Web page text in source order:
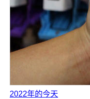
2022年的今天